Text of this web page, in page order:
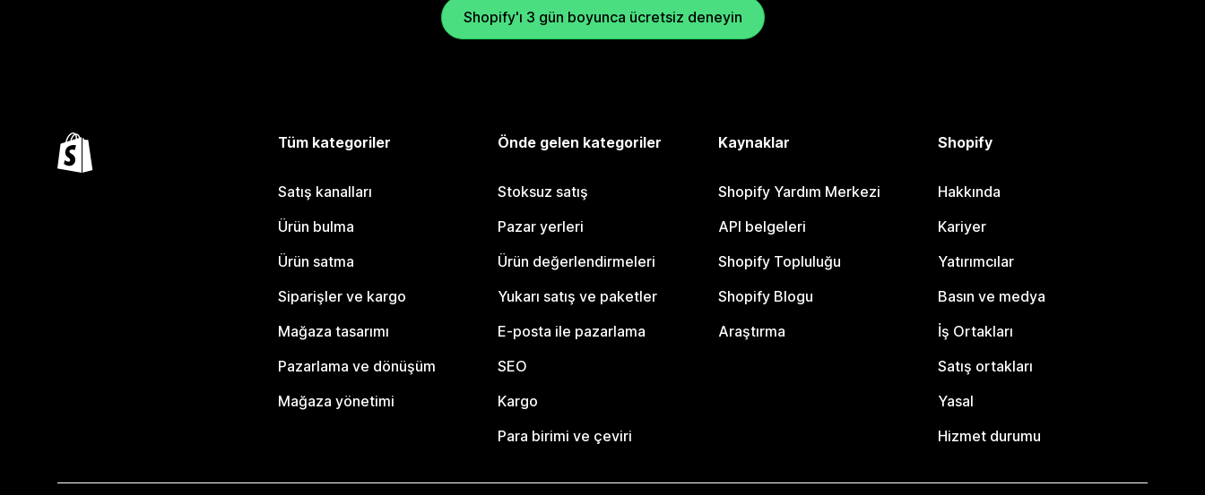
Shopify'ı 3 gün boyunca ücretsiz deneyin
Tüm kategoriler
Satış kanalları
Ürün bulma
Ürün satma
Siparişler ve kargo
Mağaza tasarımı
Pazarlama ve dönüşüm
Mağaza yönetimi
Önde gelen kategoriler
Stoksuz satış
Pazar yerleri
Ürün değerlendirmeleri
Yukarı satış ve paketler
E-posta ile pazarlama
SEO
Kargo
Para birimi ve çeviri
Kaynaklar
Shopify Yardım Merkezi
API belgeleri
Shopify Topluluğu
Shopify Blogu
Araştırma
Shopify
Hakkında
Kariyer
Yatırımcılar
Basın ve medya
İş Ortakları
Satış ortakları
Yasal
Hizmet durumu